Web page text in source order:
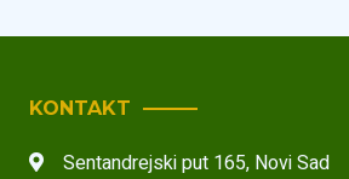
KONTAKT
Sentandrejski put 165, Novi Sad